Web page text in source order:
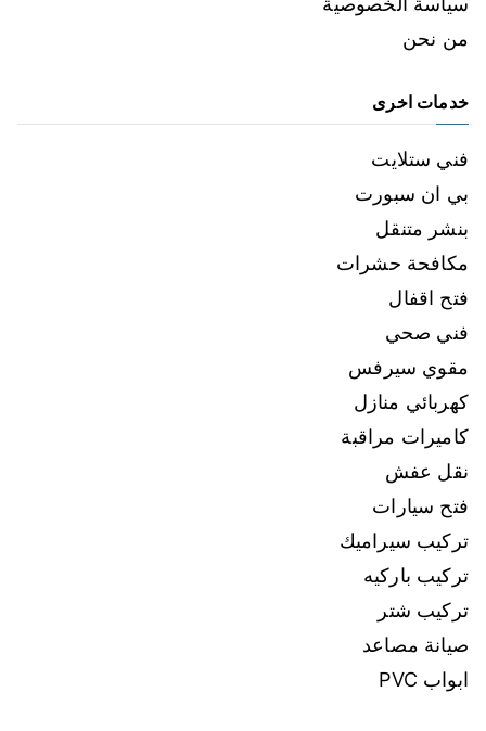
من نحن
خدمات اخرى
فني ستلايت
بي ان سبورت
بنشر متنقل
مكافحة حشرات
فتح اقفال
فني صحي
مقوي سيرفس
كهربائي منازل
كاميرات مراقبة
نقل عفش
فتح سيارات
تركيب سيراميك
تركيب باركيه
تركيب شتر
صيانة مصاعد
ابواب PVC